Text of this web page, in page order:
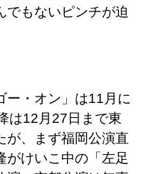
でもないピンチが迫
ー・オン」は11月に
は12月27日まで東
が、まず福岡公演直
がけいこ中の「左足